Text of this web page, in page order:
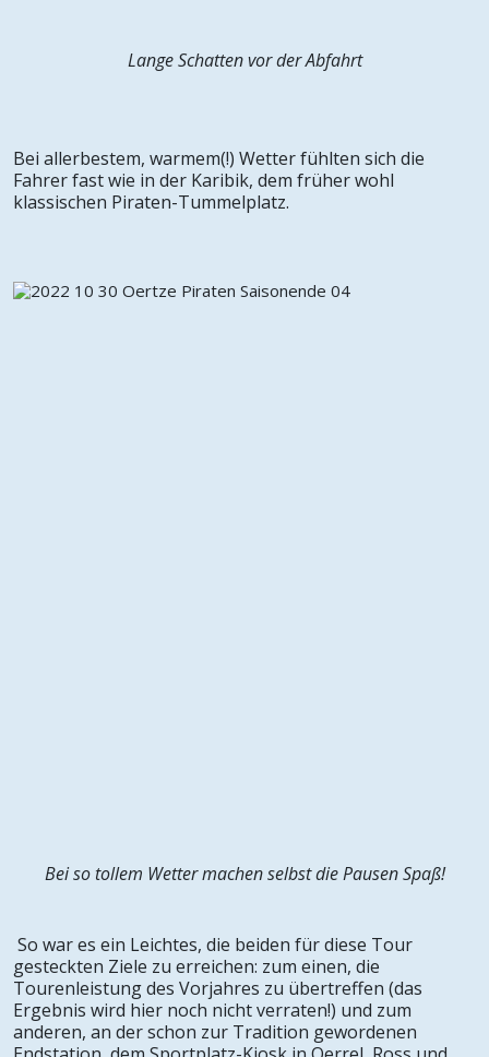
Lange Schatten vor der Abfahrt
Bei allerbestem, warmem(!) Wetter fühlten sich die
Fahrer fast wie in der Karibik, dem früher wohl
klassischen Piraten-Tummelplatz.
Bei so tollem Wetter machen selbst die Pausen Spaß!
So war es ein Leichtes, die beiden für diese Tour
gesteckten Ziele zu erreichen: zum einen, die
Tourenleistung des Vorjahres zu übertreffen (das
Ergebnis wird hier noch nicht verraten!) und zum
anderen, an der schon zur Tradition gewordenen